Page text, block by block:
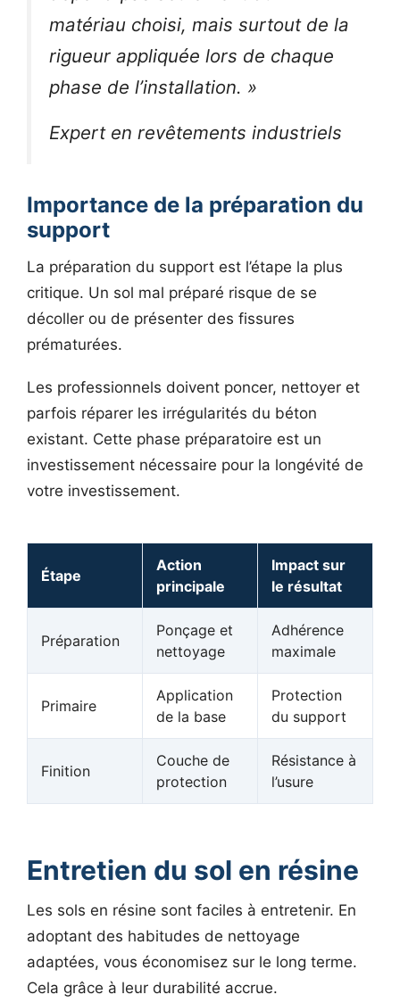
matériau choisi, mais surtout de la
rigueur appliquée lors de chaque
phase de l’installation. »
Expert en revêtements industriels
Importance de la préparation du
support
La préparation du support est l’étape la plus
critique. Un sol mal préparé risque de se
décoller ou de présenter des fissures
prématurées.
Les professionnels doivent poncer, nettoyer et
parfois réparer les irrégularités du béton
existant. Cette phase préparatoire est un
investissement nécessaire pour la longévité de
votre investissement.
Étape
Action
principale
Impact sur
le résultat
Préparation
Ponçage et
nettoyage
Adhérence
maximale
Primaire
Application
de la base
Protection
du support
Finition
Couche de
protection
Résistance à
l’usure
Entretien du sol en résine
Les sols en résine sont faciles à entretenir. En
adoptant des habitudes de nettoyage
adaptées, vous économisez sur le long terme.
Cela grâce à leur durabilité accrue.